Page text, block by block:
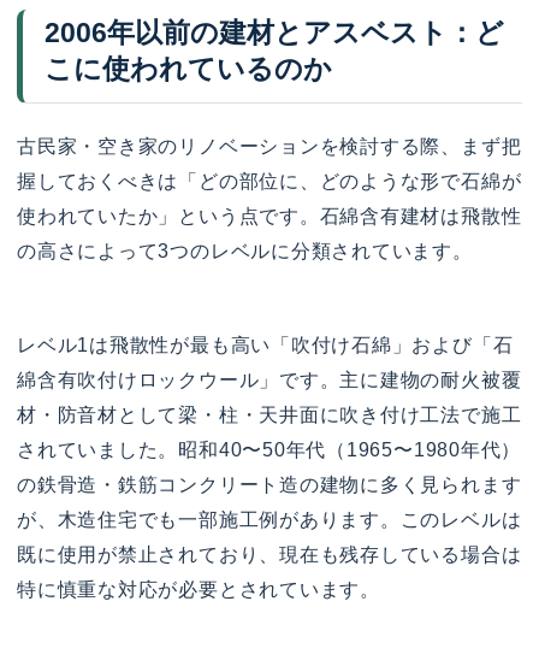
2006年以前の建材とアスベスト：ど
こに使われているのか
古民家・空き家のリノベーションを検討する際、まず把
握しておくべきは「どの部位に、どのような形で石綿が
使われていたか」という点です。石綿含有建材は飛散性
の高さによって3つのレベルに分類されています。
レベル1は飛散性が最も高い「吹付け石綿」および「石
綿含有吹付けロックウール」です。主に建物の耐火被覆
材・防音材として梁・柱・天井面に吹き付け工法で施工
されていました。昭和40〜50年代（1965〜1980年代）
の鉄骨造・鉄筋コンクリート造の建物に多く見られます
が、木造住宅でも一部施工例があります。このレベルは
既に使用が禁止されており、現在も残存している場合は
特に慎重な対応が必要とされています。